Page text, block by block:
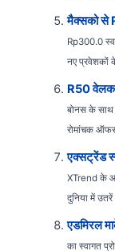
मैक्सको से
Rp300.0
नए प्रवेशकों
R50
बोनस के साथ
रोमांचक
एक्सट्रेंड
XTrend के
दुनिया में
एडमिरल
का स्वागत